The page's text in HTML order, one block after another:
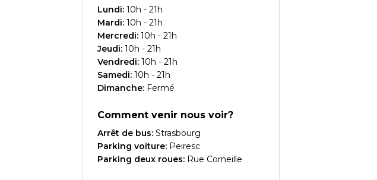
Lundi: 10h - 21h
Mardi: 10h - 21h
Mercredi: 10h - 21h
Jeudi: 10h - 21h
Vendredi: 10h - 21h
Samedi: 10h - 21h
Dimanche: Fermé
Comment venir nous voir?
Arrêt de bus: Strasbourg
Parking voiture: Peiresc
Parking deux roues: Rue Corneille